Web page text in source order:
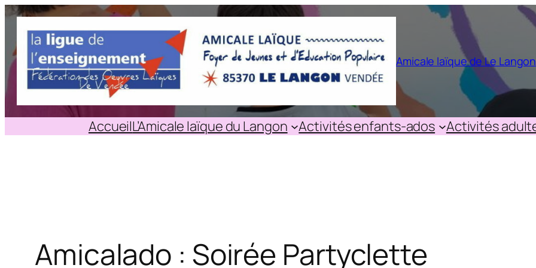
Aller
contenu
Amicale laïque de Le Langon
AccueilL’Amicale laïque du Langon Activités enfants-ados Activités
Amicalado : Soirée Partyclette